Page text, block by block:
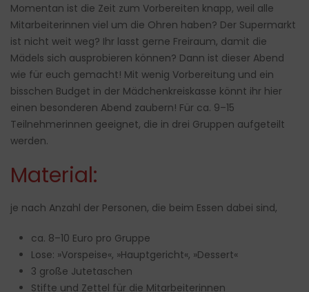
Momentan ist die Zeit zum Vorbereiten knapp, weil alle
Mitarbeiterinnen viel um die Ohren haben? Der Supermarkt
ist nicht weit weg? Ihr lasst gerne Freiraum, damit die
Mädels sich ausprobieren können? Dann ist dieser Abend
wie für euch gemacht! Mit wenig Vorbereitung und ein
bisschen Budget in der Mädchenkreiskasse könnt ihr hier
einen besonderen Abend zaubern! Für ca. 9–15
Teilnehmerinnen geeignet, die in drei Gruppen aufgeteilt
werden.
Material:
je nach Anzahl der Personen, die beim Essen dabei sind,
ca. 8–10 Euro pro Gruppe
Lose: »Vorspeise«, »Hauptgericht«, »Dessert«
3 große Jutetaschen
Stifte und Zettel für die Mitarbeiterinnen